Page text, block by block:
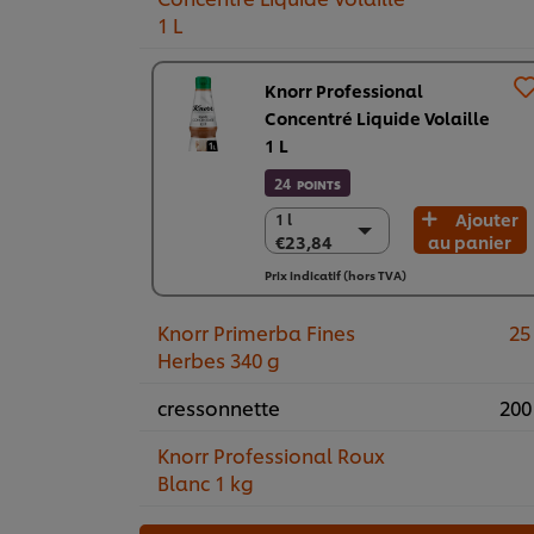
1 L
Knorr Professional
Concentré Liquide Volaille
1 L
24 POINTS
1 l
€23,84
1 l
€23,84
6 x 1 l
€143,05
Ajouter
au panier
Prix indicatif (hors TVA)
Knorr Primerba Fines
Herbes 340 g
cressonnette
Knorr Professional Roux
Blanc 1 kg